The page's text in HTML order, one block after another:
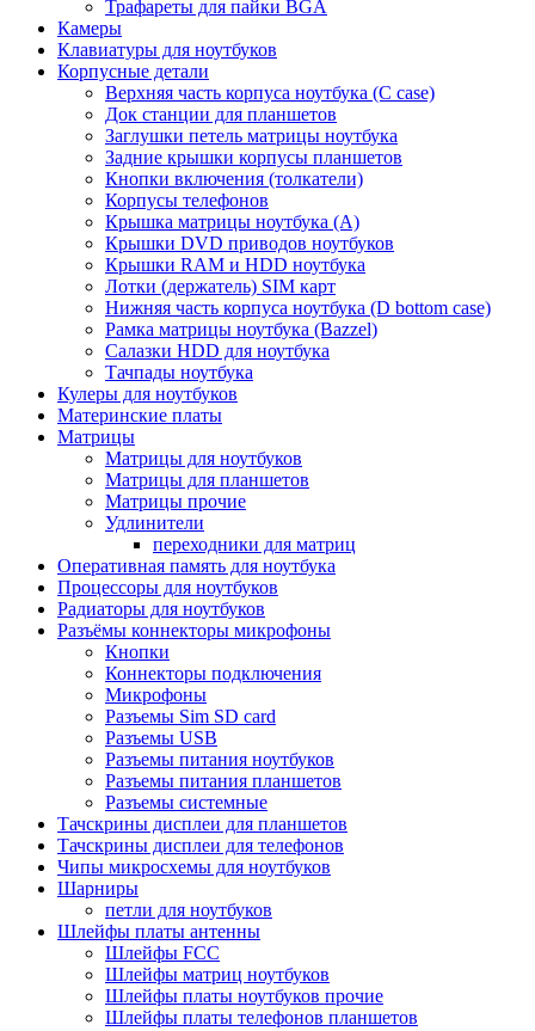
Трафареты для пайки BGA
Камеры
Клавиатуры для ноутбуков
Корпусные детали
Верхняя часть корпуса ноутбука (С case)
Док станции для планшетов
Заглушки петель матрицы ноутбука
Задние крышки корпусы планшетов
Кнопки включения (толкатели)
Корпусы телефонов
Крышка матрицы ноутбука (A)
Крышки DVD приводов ноутбуков
Крышки RAM и HDD ноутбука
Лотки (держатель) SIM карт
Нижняя часть корпуса ноутбука (D bottom case)
Рамка матрицы ноутбука (Bazzel)
Салазки HDD для ноутбука
Тачпады ноутбука
Кулеры для ноутбуков
Материнские платы
Матрицы
Матрицы для ноутбуков
Матрицы для планшетов
Матрицы прочие
Удлинители
переходники для матриц
Оперативная память для ноутбука
Процессоры для ноутбуков
Радиаторы для ноутбуков
Разъёмы коннекторы микрофоны
Кнопки
Коннекторы подключения
Микрофоны
Разъемы Sim SD card
Разъемы USB
Разъемы питания ноутбуков
Разъемы питания планшетов
Разъемы системные
Тачскрины дисплеи для планшетов
Тачскрины дисплеи для телефонов
Чипы микросхемы для ноутбуков
Шарниры
петли для ноутбуков
Шлейфы платы антенны
Шлейфы FCC
Шлейфы матриц ноутбуков
Шлейфы платы ноутбуков прочие
Шлейфы платы телефонов планшетов